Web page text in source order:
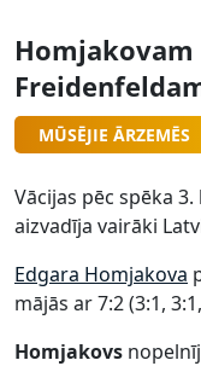
Homjakovam
MŪSĒJIE ĀRZEMĒS
Vācijas pēc spēka 3.
aizvadīja vairāki
Edgara Homjakova
mājās ar 7:2 (3:1,
Homjakovs